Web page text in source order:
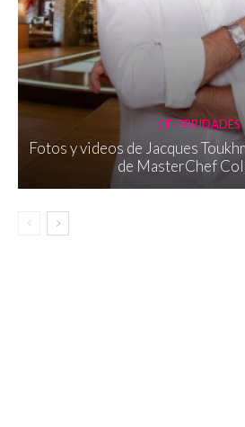
CELEBRIDADES
Fotos y videos de Jacques
de MasterChef